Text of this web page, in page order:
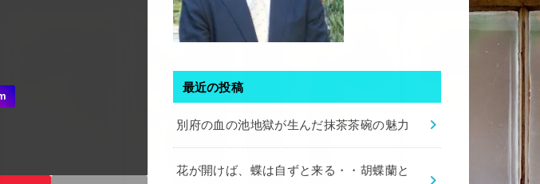
最近の投稿
別府の血の池地獄が生んだ抹茶茶碗の魅力
花が開けば、蝶は自ずと来る・・胡蝶蘭と